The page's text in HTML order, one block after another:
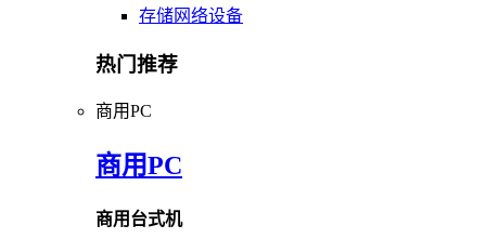
存储网络设备
热门推荐
商用PC
商用PC
商用台式机